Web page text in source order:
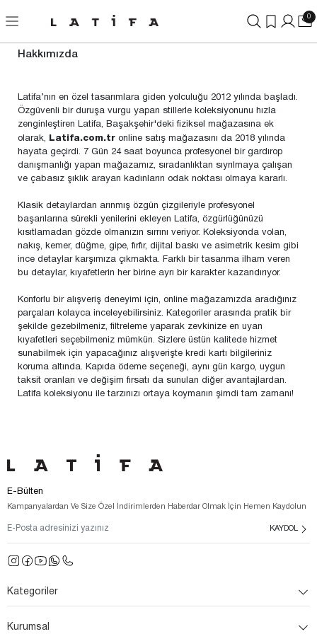
0
Hakkımızda
Latifa’nın en özel tasarımlara giden yolculuğu 2012 yılında başladı.
Özgüvenli bir duruşa vurgu yapan stillerle koleksiyonunu hızla
zenginleştiren Latifa, Başakşehir'deki fiziksel mağazasına ek
olarak,
Latifa.com.tr online satış mağazasını da 2018 yılında
hayata geçirdi. 7 Gün 24 saat boyunca profesyonel bir gardırop
danışmanlığı yapan mağazamız, sıradanlıktan sıyrılmaya çalışan
ve çabasız şıklık arayan kadınların odak noktası olmaya kararlı.
Klasik detaylardan arınmış özgün çizgileriyle profesyonel
başarılarına sürekli yenilerini ekleyen Latifa, özgürlüğünüzü
kısıtlamadan gözde olmanızın sırrını veriyor. Koleksiyonda volan,
nakış, kemer, düğme, gipe, fırfır, dijital baskı ve asimetrik kesim gibi
ince detaylar karşımıza çıkmakta. Farklı bir tasarıma ilham veren
bu detaylar, kıyafetlerin her birine ayrı bir karakter kazandırıyor.
Konforlu bir alışveriş deneyimi için, online mağazamızda aradığınız
parçaları kolayca inceleyebilirsiniz. Kategoriler arasında pratik bir
şekilde gezebilmeniz, filtreleme yaparak zevkinize en uyan
kıyafetleri seçebilmeniz mümkün. Sizlere üstün kalitede hizmet
sunabilmek için yapacağınız alışverişte kredi kartı bilgileriniz
koruma altında. Kapıda ödeme seçeneği, aynı gün kargo, uygun
taksit oranları ve değişim fırsatı da sunulan diğer avantajlardan.
Latifa koleksiyonu ile tarzınızı ortaya koymanın şimdi tam zamanı!
E-Bülten
Kampanyalardan Ve Size Özel İndirimlerden Haberdar Olmak İçin Hemen Kaydolun
KAYDOL
Kategoriler
Kurumsal